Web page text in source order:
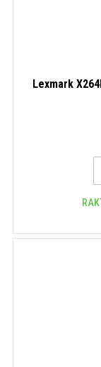
Lexmark